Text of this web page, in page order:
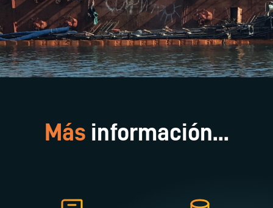
Más información...